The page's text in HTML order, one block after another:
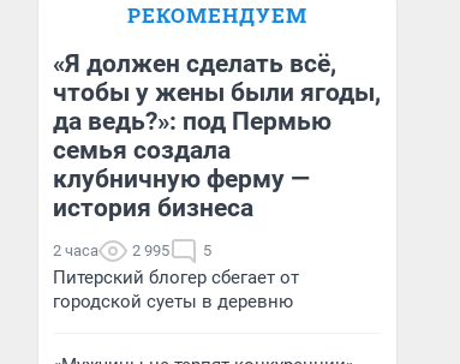
Александра Исмайлова
заместитель главного
редактора 63.RU
РЕКОМЕНДУЕМ
«Я должен сделать всё,
чтобы у жены были ягоды,
да ведь?»: под Пермью
семья создала
клубничную ферму —
история бизнеса
2 часа 2 995 5
Питерский блогер сбегает от
городской суеты в деревню